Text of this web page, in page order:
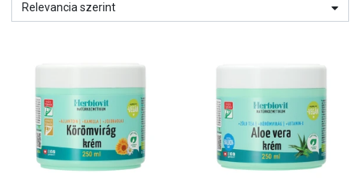
Relevancia szerint